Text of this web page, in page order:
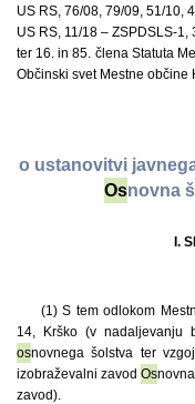
US RS, 76/08, 79/09, 51/10,
US RS, 11/18 – ZSPDSLS-1,
ter 16. in 85. člena Statuta
Občinski svet Mestne občine
o ustanovitvi
Osnovna
I.
(1) S tem odlokom
14, Krško (v nadaljevanju
osnovnega šolstva ter
izobraževalni zavodOs
zavod).